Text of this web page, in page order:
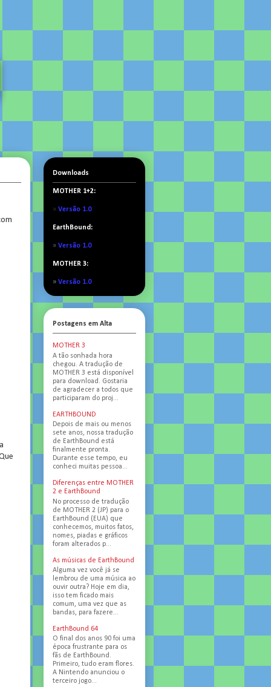
Downloads
MOTHER 1+2:
» Versão 1.0
EarthBound:
» Versão 1.0
MOTHER 3:
» Versão 1.0
Postagens em Alta
MOTHER 3
A tão sonhada hora
chegou. A tradução de
MOTHER 3 está disponível
para download. Gostaria
de agradecer a todos que
participaram do proj...
EARTHBOUND
Depois de mais ou menos
sete anos, nossa tradução
de EarthBound está
finalmente pronta.
Durante esse tempo, eu
conheci muitas pessoa...
Diferenças entre MOTHER
2 e EarthBound
No processo de tradução
de MOTHER 2 (JP) para o
EarthBound (EUA) que
conhecemos, muitos fatos,
nomes, piadas e gráficos
foram alterados p...
As músicas de EarthBound
Alguma vez você já se
lembrou de uma música ao
ouvir outra? Hoje em dia,
isso tem ficado mais
comum, uma vez que as
bandas, para fazere...
EarthBound 64
O final dos anos 90 foi uma
época frustrante para os
fãs de EarthBound.
Primeiro, tudo eram flores.
A Nintendo anunciou o
terceiro jogo...